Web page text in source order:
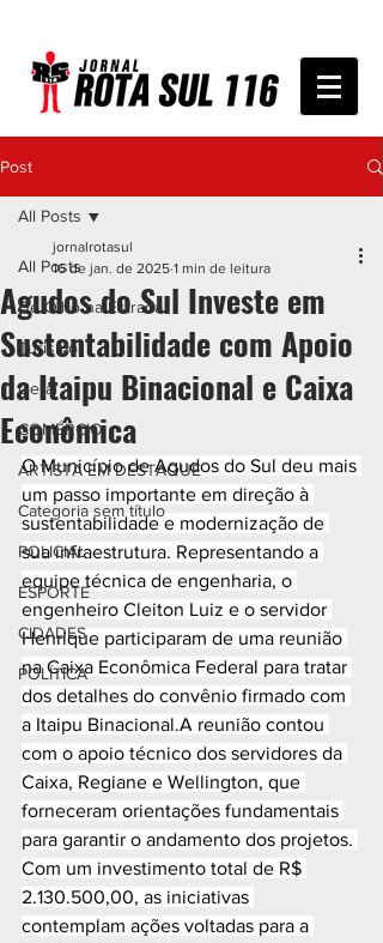
Post
All Posts
De Olho na Estrada
Turismo
Geral
COMÉRCIO
ARTISTA EM DESTAQUE
Categoria sem título
POLICIAL
ESPORTE
CIDADES
POLÍTICA
All Posts
Agudos do Sul Investe em
Sustentabilidade com Apoio
da Itaipu Binacional e Caixa
Econômica
jornalrotasul
16 de jan. de 2025 1 min de leitura
O Município de Agudos do Sul deu mais
um passo importante em direção à
sustentabilidade e modernização de
sua infraestrutura. Representando a
equipe técnica de engenharia, o
engenheiro Cleiton Luiz e o servidor
Henrique participaram de uma reunião
na Caixa Econômica Federal para tratar
dos detalhes do convênio firmado com
a Itaipu Binacional.A reunião contou
com o apoio técnico dos servidores da
Caixa, Regiane e Wellington, que
forneceram orientações fundamentais
para garantir o andamento dos projetos.
Com um investimento total de R$
2.130.500,00, as iniciativas
contemplam ações voltadas para a